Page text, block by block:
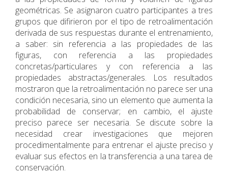
geométricas. Se asignaron cuatro participantes a tres
grupos que difirieron por el tipo de retroalimentación
derivada de sus respuestas durante el entrenamiento,
a saber: sin referencia a las propiedades de las
figuras, con referencia a las propiedades
concretas/particulares y con referencia a las
propiedades abstractas/generales. Los resultados
mostraron que la retroalimentación no parece ser una
condición necesaria, sino un elemento que aumenta la
probabilidad de conservar; en cambio, el ajuste
preciso parece ser necesaria. Se discute sobre la
necesidad crear investigaciones que mejoren
procedimentalmente para entrenar el ajuste preciso y
evaluar sus efectos en la transferencia a una tarea de
conservación.